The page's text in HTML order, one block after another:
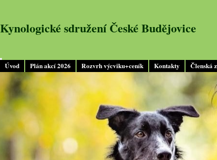
Úvod Plán akcí 2026 Rozvrh výcviku+ceník Kontakty Členská
Kynologické sdružení České Budějovice